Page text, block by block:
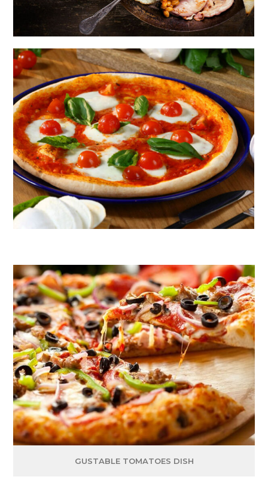
GUSTABLE TOMATOES DISH